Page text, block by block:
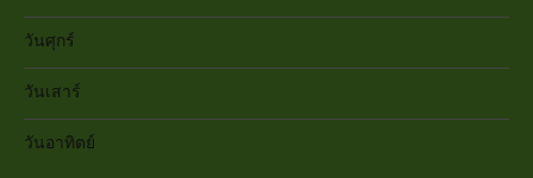
วันศุกร์
วันเสาร์
วันอาทิตย์